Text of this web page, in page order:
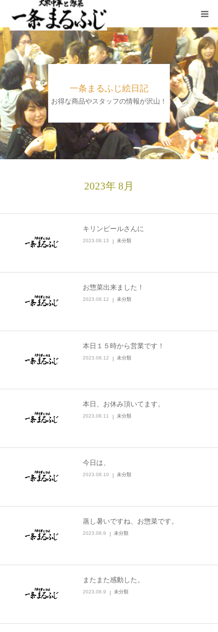
一条まるふじ絵日記
お得な商品やスタッフの情報が沢山！
2023年 8月
キリンビールさんに
2023.08.13 未分類
お惣菜出来ました！
2023.08.12 未分類
本日１５時から営業です！
2023.08.12 未分類
本日、お休み頂いてます。
2023.08.11 未分類
今日は、
2023.08.10 未分類
蒸し暑いですね、お惣菜です。
2023.08.9 未分類
またまた感動した。
2023.08.9 未分類
HOME
まるふじ絵日記
夜メニュー
宴会
ランチ